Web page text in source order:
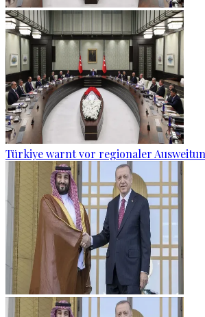
Türkiye warnt vor regionaler